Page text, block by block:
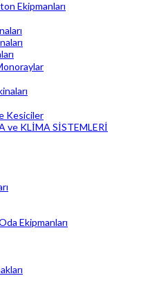
Ekipmanları
Kesiciler
ve KLİMA SİSTEMLERİ
Ekipmanları